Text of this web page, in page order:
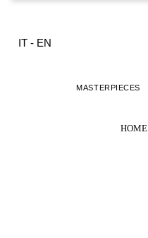
IT - EN
MASTERPIECES
HOME